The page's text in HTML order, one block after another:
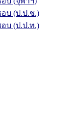
บ (ป.ป.ช.)
บ (ป.ป.ท.)